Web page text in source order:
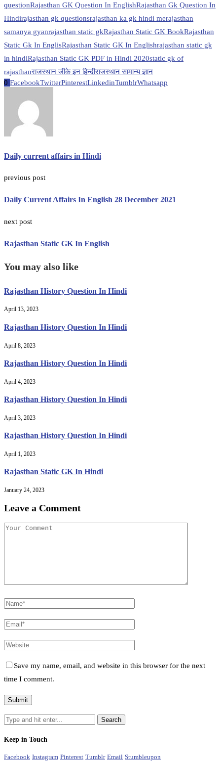
questionRajasthan GK Question In EnglishRajasthan Gk Question In
Hindirajasthan gk questionsrajasthan ka gk hindi merajasthan
samanya gyanrajasthan static gkRajasthan Static GK BookRajasthan
Static Gk In EnglisRajasthan Static GK In Englishrajasthan static gk
in hindiRajasthan Static GK PDF in Hindi 2020static gk of
rajasthanराजस्थान जीके इन हिन्दीराजस्थान सामान्य ज्ञान
0 FacebookTwitterPinterestLinkedinTumblrWhatsapp
Daily current affairs in Hindi
previous post
Daily Current Affairs In English 28 December 2021
next post
Rajasthan Static GK In English
You may also like
Rajasthan History Question In Hindi
April 13, 2023
Rajasthan History Question In Hindi
April 8, 2023
Rajasthan History Question In Hindi
April 4, 2023
Rajasthan History Question In Hindi
April 3, 2023
Rajasthan History Question In Hindi
April 1, 2023
Rajasthan Static GK In Hindi
January 24, 2023
Leave a Comment
Save my name, email, and website in this browser for the next
time I comment.
Keep in Touch
Facebook Instagram Pinterest Tumblr Email Stumbleupon